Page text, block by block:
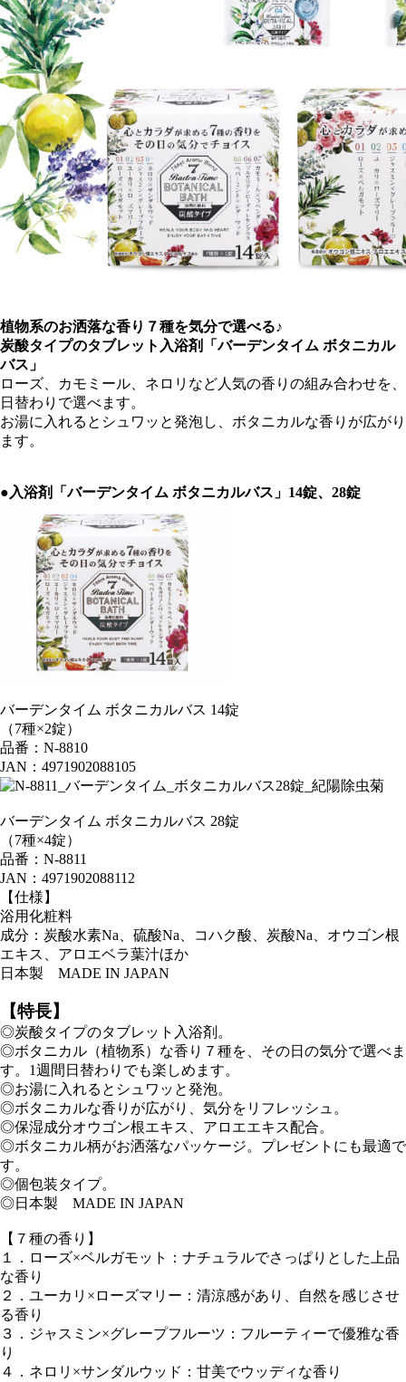
植物系のお洒落な香り７種を気分で選べる♪
炭酸タイプのタブレット入浴剤「バーデンタイム ボタニカル
バス」
ローズ、カモミール、ネロリなど人気の香りの組み合わせを、
日替わりで選べます。
お湯に入れるとシュワッと発泡し、ボタニカルな香りが広がり
ます。
●入浴剤「バーデンタイム ボタニカルバス」14錠、28錠
バーデンタイム ボタニカルバス 14錠
（7種×2錠）
品番：N-8810
JAN：4971902088105
バーデンタイム ボタニカルバス 28錠
（7種×4錠）
品番：N-8811
JAN：4971902088112
【仕様】
浴用化粧料
成分：炭酸水素Na、硫酸Na、コハク酸、炭酸Na、オウゴン根
エキス、アロエベラ葉汁ほか
日本製 MADE IN JAPAN
【特長】
◎炭酸タイプのタブレット入浴剤。
◎ボタニカル（植物系）な香り７種を、その日の気分で選べま
す。1週間日替わりでも楽しめます。
◎お湯に入れるとシュワッと発泡。
◎ボタニカルな香りが広がり、気分をリフレッシュ。
◎保湿成分オウゴン根エキス、アロエエキス配合。
◎ボタニカル柄がお洒落なパッケージ。プレゼントにも最適で
す。
◎個包装タイプ。
◎日本製 MADE IN JAPAN
【７種の香り】
１．ローズ×ベルガモット：ナチュラルでさっぱりとした上品
な香り
２．ユーカリ×ローズマリー：清涼感があり、自然を感じさせ
る香り
３．ジャスミン×グレープフルーツ：フルーティーで優雅な香
り
４．ネロリ×サンダルウッド：甘美でウッディな香り